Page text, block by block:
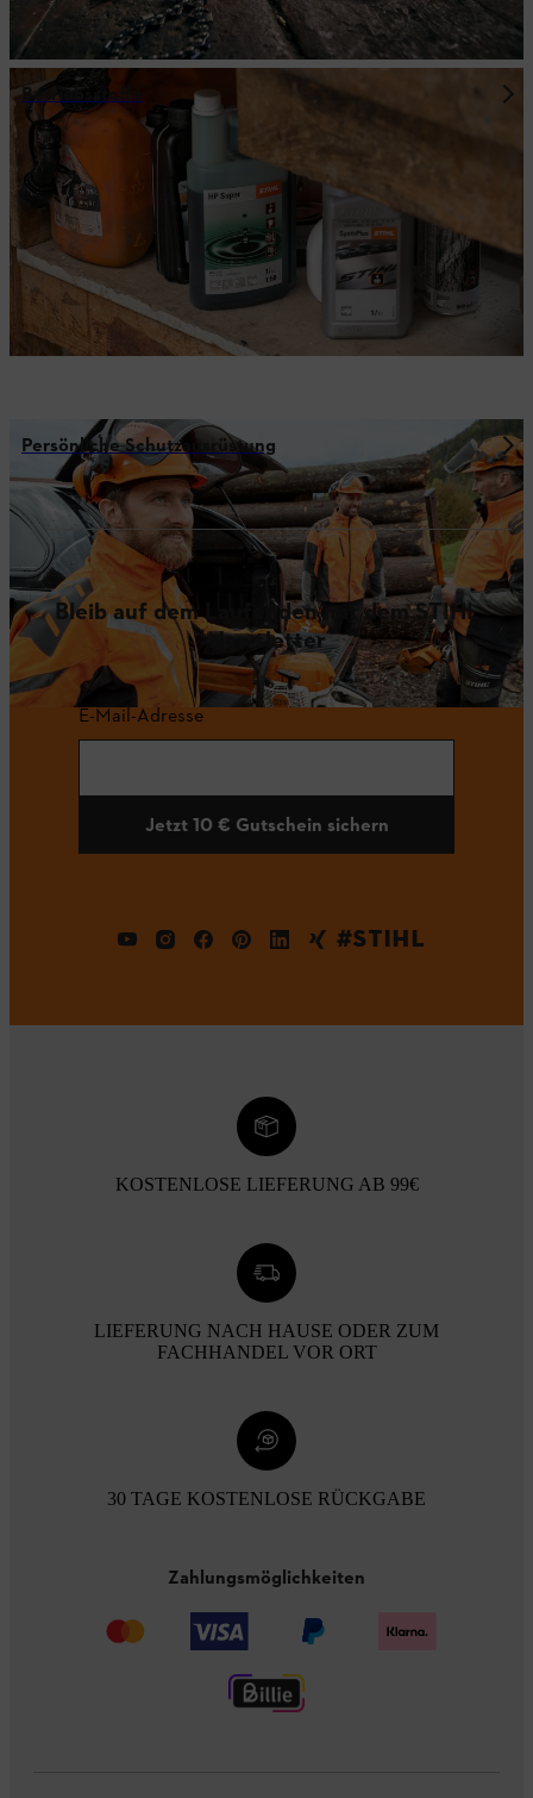
Betriebsstoffe
Persönliche Schutzausrüstung
Bleib auf dem Laufenden mit dem STIHL
Newsletter
E-Mail-Adresse
Jetzt 10 € Gutschein sichern
#STIHL
KOSTENLOSE LIEFERUNG AB 99€
LIEFERUNG NACH HAUSE ODER ZUM
FACHHANDEL VOR ORT
30 TAGE KOSTENLOSE RÜCKGABE
Zahlungsmöglichkeiten